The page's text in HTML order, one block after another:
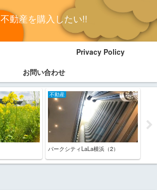
不動産を購入したい!!
Privacy Policy
お問い合わせ
不動産
パークシティLaLa横浜（2）